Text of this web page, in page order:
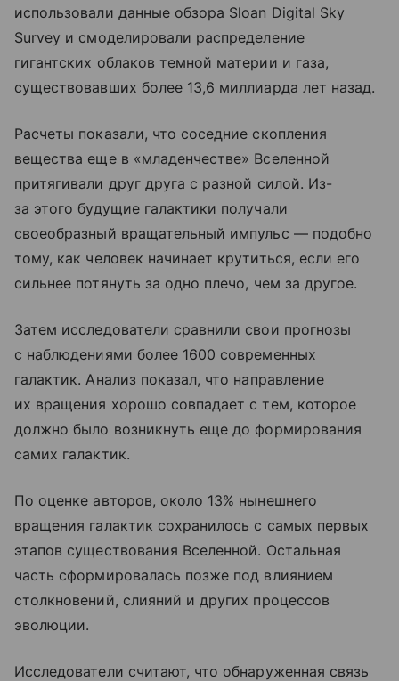
использовали данные обзора Sloan Digital Sky
Survey и смоделировали распределение
гигантских облаков темной материи и газа,
существовавших более 13,6 миллиарда лет назад.
Расчеты показали, что соседние скопления
вещества еще в «младенчестве» Вселенной
притягивали друг друга с разной силой. Из-
за этого будущие галактики получали
своеобразный вращательный импульс — подобно
тому, как человек начинает крутиться, если его
сильнее потянуть за одно плечо, чем за другое.
Затем исследователи сравнили свои прогнозы
с наблюдениями более 1600 современных
галактик. Анализ показал, что направление
их вращения хорошо совпадает с тем, которое
должно было возникнуть еще до формирования
самих галактик.
По оценке авторов, около 13% нынешнего
вращения галактик сохранилось с самых первых
этапов существования Вселенной. Остальная
часть сформировалась позже под влиянием
столкновений, слияний и других процессов
эволюции.
Исследователи считают, что обнаруженная связь